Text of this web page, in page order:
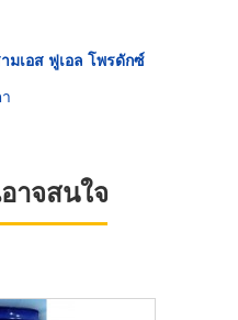
มเอส ฟูเอล โพรดักซ์
จสนใจ